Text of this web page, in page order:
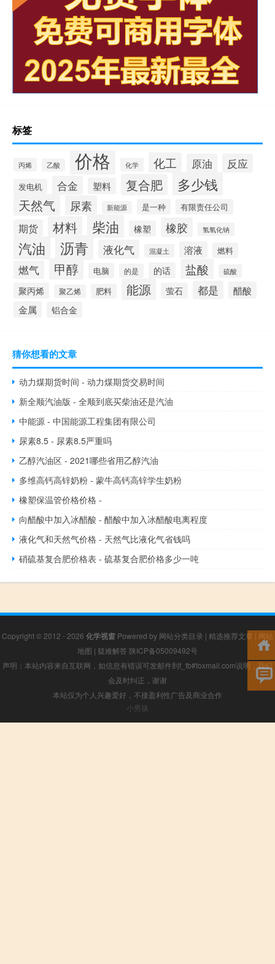
标签
丙烯 乙酸 价格 化学 化工 原油 反应
发电机 合金 塑料 复合肥 多少钱
天然气 尿素 新能源 是一种 有限责任公司
期货 材料 柴油 橡塑 橡胶 氢氧化钠
汽油 沥青 液化气 混凝土 溶液 燃料
燃气 甲醇 电脑 的是 的话 盐酸 硫酸
聚丙烯 聚乙烯 肥料 能源 萤石 都是 醋酸
金属 铝合金
猜你想看的文章
动力煤期货时间 - 动力煤期货交易时间
新全顺汽油版 - 全顺到底买柴油还是汽油
中能源 - 中国能源工程集团有限公司
尿素8.5 - 尿素8.5严重吗
乙醇汽油区 - 2021哪些省用乙醇汽油
多维高钙高锌奶粉 - 蒙牛高钙高锌学生奶粉
橡塑保温管价格价格 -
向醋酸中加入冰醋酸 - 醋酸中加入冰醋酸电离程度
液化气和天然气价格 - 天然气比液化气省钱吗
硝硫基复合肥价格表 - 硫基复合肥价格多少一吨
Copyright © 2012 - 2026 化学视窗 Powered by 网站分类目录 | 精选推荐文章 | 网站
地图 | 疑难解答 陕ICP备05009492号
声明：本站内容来自互联网，如信息有错误可发邮件到f_fb#foxmail.com说明，我们
会及时纠正，谢谢
本站仅为个人兴趣爱好，不接盈利性广告及商业合作
小男孩